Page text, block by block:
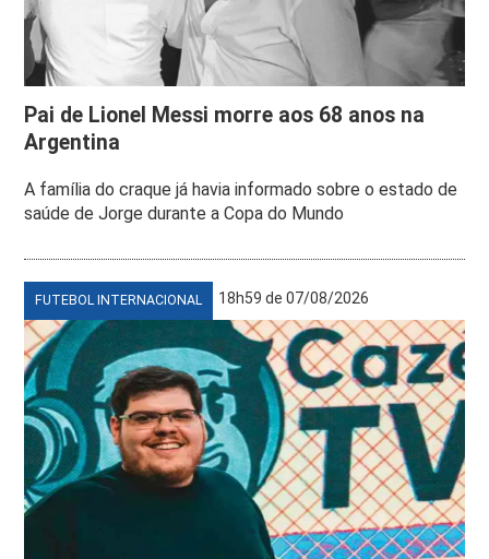
Pai de Lionel Messi morre aos 68 anos na
Argentina
A família do craque já havia informado sobre o estado de
saúde de Jorge durante a Copa do Mundo
FUTEBOL INTERNACIONAL 18h59 de 07/08/2026